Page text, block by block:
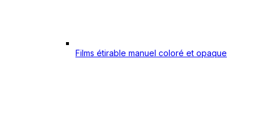
Films étirable manuel coloré et opaque